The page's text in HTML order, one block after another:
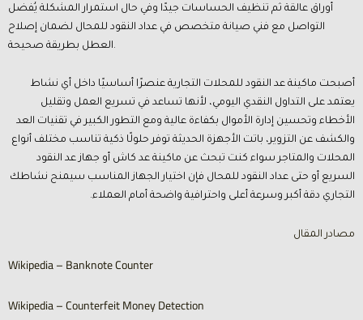
أوراق عالقة ثم تنظيف الحساسات جيدًا وفي حال استمرار المشكلة يُفضل
التواصل مع فني صيانة متخصص في عداد النقود للمحال لضمان إصلاح
العطل بطريقة صحيحة.
أصبحت ماكينة عد النقود للمحلات التجارية عنصرًا أساسيًا داخل أي نشاط
يعتمد على التداول النقدي اليومي، لأنها تساعد في تسريع العمل وتقليل
الأخطاء وتحسين إدارة الأموال بكفاءة عالية ومع التطور الكبير في تقنيات العد
والكشف عن التزوير، باتت الأجهزة الحديثة توفر حلولًا ذكية تناسب مختلف أنواع
المحلات والمتاجر سواء كنت تبحث عن ماكينة عد كاش أو جهاز عد النقود
السريع أو حتى عداد النقود للمحال فإن اختيار الجهاز المناسب سيمنح نشاطك
التجاري دقة أكبر وسرعة أعلى واحترافية واضحة أمام العملاء.
مصادر المقال
Wikipedia – Banknote Counter
Wikipedia – Counterfeit Money Detection